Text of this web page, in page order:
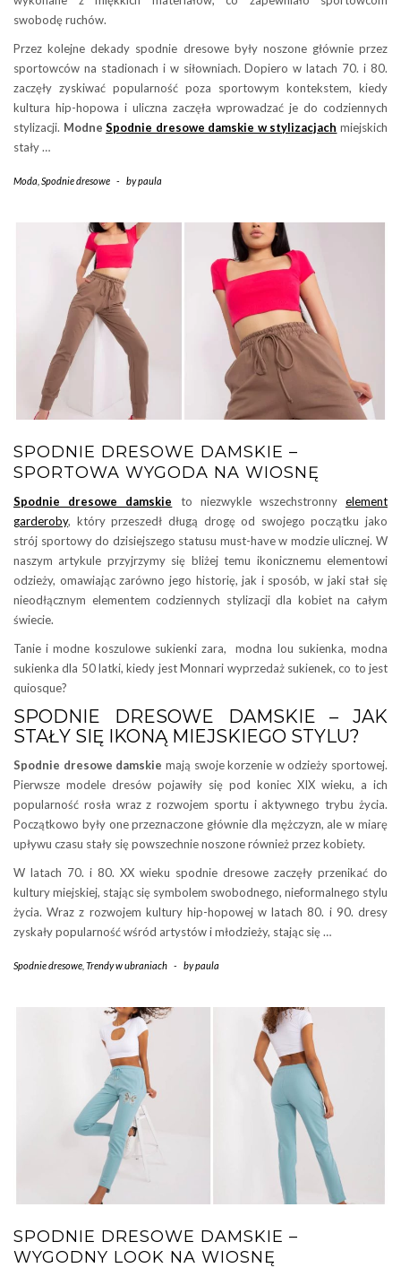
swobodę ruchów.
Przez kolejne dekady spodnie dresowe były noszone głównie przez
sportowców na stadionach i w siłowniach. Dopiero w latach 70. i 80.
zaczęły zyskiwać popularność poza sportowym kontekstem, kiedy
kultura hip-hopowa i uliczna zaczęła wprowadzać je do codziennych
stylizacji. ModneSpodnie dresowe damskie w stylizacjach miejskich
stały …
Moda Spodnie dresowe - bypaula
SPODNIE DRESOWE DAMSKIE –
SPORTOWA WYGODA NA WIOSNĘ
Spodnie dresowe damskie to niezwykle wszechstronnyelement
garderoby, który przeszedł długą drogę od swojego początku jako
strój sportowy do dzisiejszego statusu must-have w modzie ulicznej. W
naszym artykule przyjrzymy się bliżej temu ikonicznemu elementowi
odzieży, omawiając zarówno jego historię, jak i sposób, w jaki stał się
nieodłącznym elementem codziennych stylizacji dla kobiet na całym
świecie.
Tanie i modne koszulowe sukienki zara, modna lou sukienka, modna
sukienka dla 50 latki, kiedy jest Monnari wyprzedaż sukienek, co to jest
quiosque?
SPODNIE DRESOWE DAMSKIE – JAK
STAŁY SIĘ IKONĄ MIEJSKIEGO STYLU?
Spodnie dresowe damskie mają swoje korzenie w odzieży sportowej.
Pierwsze modele dresów pojawiły się pod koniec XIX wieku, a ich
popularność rosła wraz z rozwojem sportu i aktywnego trybu życia.
Początkowo były one przeznaczone głównie dla mężczyzn, ale w miarę
upływu czasu stały się powszechnie noszone również przez kobiety.
W latach 70. i 80. XX wieku spodnie dresowe zaczęły przenikać do
kultury miejskiej, stając się symbolem swobodnego, nieformalnego stylu
życia. Wraz z rozwojem kultury hip-hopowej w latach 80. i 90. dresy
zyskały popularność wśród artystów i młodzieży, stając się …
Spodnie dresowe Trendy w ubraniach - bypaula
SPODNIE DRESOWE DAMSKIE –
WYGODNY LOOK NA WIOSNĘ